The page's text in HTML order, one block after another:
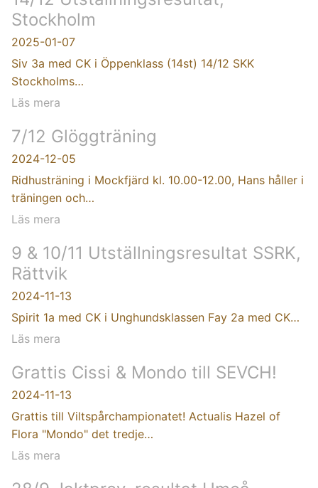
Stockholm
2025-01-07
Siv 3a med CK i Öppenklass (14st) 14/12 SKK
Stockholms…
Läs mera
7/12 Glöggträning
2024-12-05
Ridhusträning i Mockfjärd kl. 10.00-12.00, Hans håller i
träningen och…
Läs mera
9 & 10/11 Utställningsresultat SSRK,
Rättvik
2024-11-13
Spirit 1a med CK i Unghundsklassen Fay 2a med CK…
Läs mera
Grattis Cissi & Mondo till SEVCH!
2024-11-13
Grattis till Viltspårchampionatet! Actualis Hazel of
Flora "Mondo" det tredje…
Läs mera